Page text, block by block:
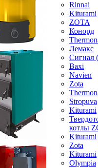
Rinnai
Kiturami
ZOTA
Конорд
Лемакс
Baxi
Navien
Zota
Stropuva
Kiturami
котлы
Kiturami
Zota
Kiturami
Olympia